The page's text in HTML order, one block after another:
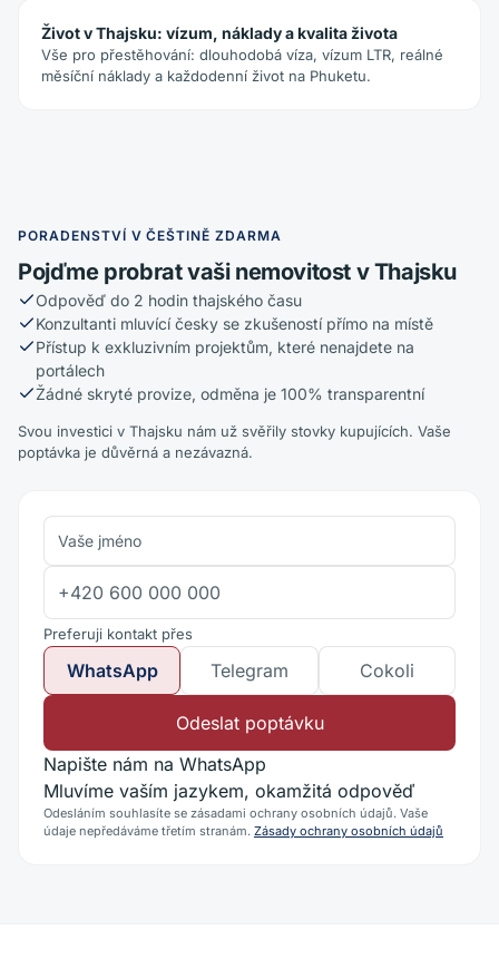
Život v Thajsku: vízum, náklady a kvalita života
Vše pro přestěhování: dlouhodobá víza, vízum LTR, reálné
měsíční náklady a každodenní život na Phuketu.
PORADENSTVÍ V ČEŠTINĚ ZDARMA
Pojďme probrat vaši nemovitost v Thajsku
Odpověď do 2 hodin thajského času
Konzultanti mluvící česky se zkušeností přímo na místě
Přístup k exkluzivním projektům, které nenajdete na
portálech
Žádné skryté provize, odměna je 100% transparentní
Svou investici v Thajsku nám už svěřily stovky kupujících. Vaše
poptávka je důvěrná a nezávazná.
Preferuji kontakt přes
WhatsApp Telegram Cokoli
Odeslat poptávku
Napište nám na WhatsApp
Mluvíme vaším jazykem, okamžitá odpověď
Odesláním souhlasíte se zásadami ochrany osobních údajů. Vaše
údaje nepředáváme třetím stranám. Zásady ochrany osobních údajů